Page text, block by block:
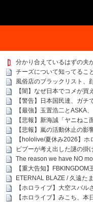
分かり合えているはずの夫
チーズについて知ってること
風俗店のブラックリスト、
【闇】なぜ日本でコメが
【警告】日本国民達、ガチ
【最強】玉置浩二とASKA
【悲報】新海誠「ヤニね
【悲報】嵐の活動休止の
【hololive/夏休み2026】
ビブーが考え出した謎の掛
The reason we have NO
【重大告知】
ETERNAL BLAZE / 久遠た
【ホロライブ】大空スバ
【ホロライブ】みこち、本